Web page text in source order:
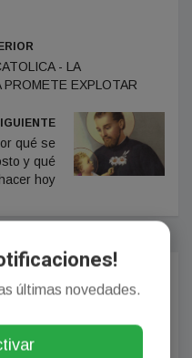
- LA
PROMETE EXPLOTAR
qué se
y qué
hoy
últimas novedades.